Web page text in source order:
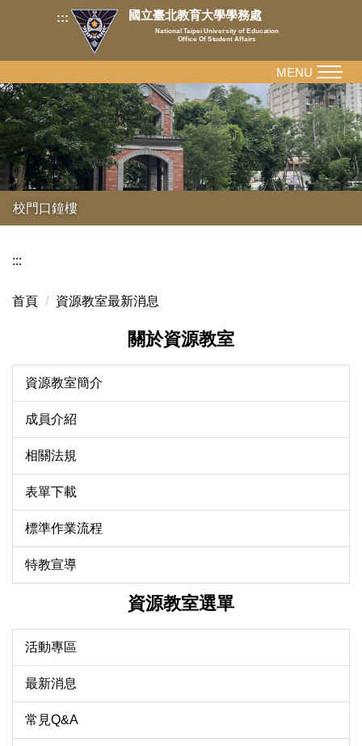
內
容
區
::: 國立臺北教育大學學務處
National Taipei University of Education
Office Of Student Affairs
校門口鐘樓
MENU
:::
首頁 資源教室最新消息
關於資源教室
資源教室簡介
成員介紹
相關法規
表單下載
標準作業流程
特教宣導
資源教室選單
活動專區
最新消息
常見Q&A